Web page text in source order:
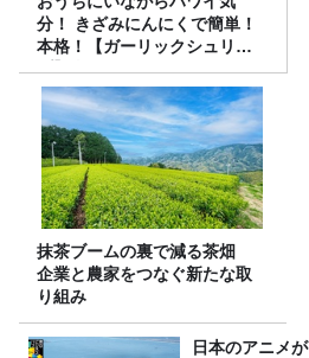
分！ きざみにんにくで簡単！
本格！【ガーリックシュリン
プ】 桃屋のかんたんレシピ
抹茶ブームの裏で減る茶畑
企業と農家をつなぐ新たな取
り組み
日本のアニメ